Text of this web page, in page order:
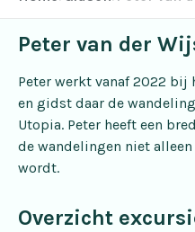
Peter van der
Peter werkt vanaf 2022
en gidst daar de
Utopia. Peter heeft een
de wandelingen niet
wordt.
Overzicht